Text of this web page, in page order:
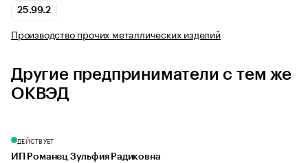
25.99.2
Производство прочих металлических изделий
Другие предприниматели с тем же
ОКВЭД
ДЕЙСТВУЕТ
ИП Романец Зульфия Радиковна